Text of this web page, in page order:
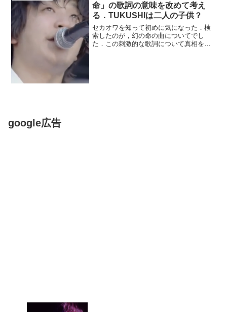
命」の歌詞の意味を改めて考え
る．TUKUSHIは二人の子供？
セカオワを知って初めに気になった．検
索したのが，幻の命の曲についてでし
た．この刺激的な歌詞について真相を知
google広告